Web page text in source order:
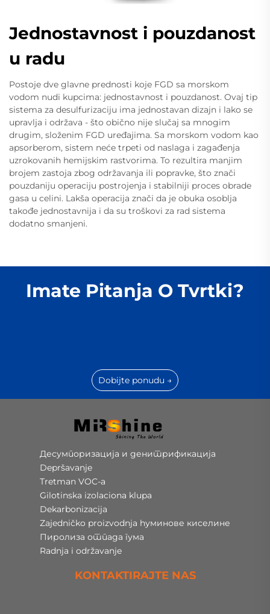
Jednostavnost i pouzdanost
u radu
Postoje dve glavne prednosti koje FGD sa morskom
vodom nudi kupcima: jednostavnost i pouzdanost. Ovaj tip
sistema za desulfurizaciju ima jednostavan dizajn i lako se
upravlja i održava - što obično nije slučaj sa mnogim
drugim, složenim FGD uređajima. Sa morskom vodom kao
apsorberom, sistem neće trpeti od naslaga i zagađenja
uzrokovanih hemijskim rastvorima. To rezultira manjim
brojem zastoja zbog održavanja ili popravke, što znači
pouzdaniju operaciju postrojenja i stabilniji proces obrade
gasa u celini. Lakša operacija znači da je obuka osoblja
takođe jednostavnija i da su troškovi za rad sistema
dodatno smanjeni.
Imate Pitanja O Tvrtki?
Dobijte ponudu →
Десумпоризација и денитрификација
Depršavanje
Tretman VOC-a
Gilotinska izolaciona klupa
Dekarbonizacija
Zajedničko proizvodnja hуминове киселине
Пиролиза отпада гума
Radnja i održavanje
KONTAKTIRAJTE NAS